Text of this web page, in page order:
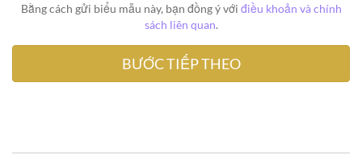
Bằng cách gửi biểu mẫu này, bạn đồng ý với điều khoản và chính
sách liên quan.